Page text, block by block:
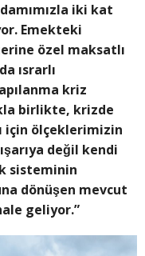
iki kat
Emekteki
özel maksatlı
ısrarlı
kriz
birlikte, krizde
için ölçeklerimizin
değil kendi
sisteminin
dönüşen mevcut
geliyor.”